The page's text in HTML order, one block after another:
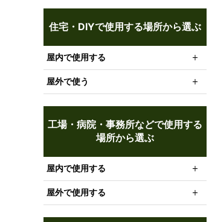
住宅・DIYで使用する場所から選ぶ
屋内で使用する
屋外で使う
工場・病院・事務所などで使用する
場所から選ぶ
屋内で使用する
屋外で使用する